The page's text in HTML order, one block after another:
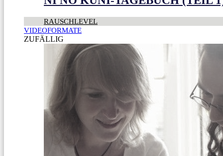
RAUSCHLEVEL
VIDEOFORMATE
ZUFÄLLIG